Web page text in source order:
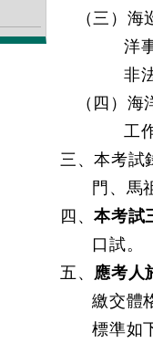
（三）
洋
非
（四）
工
三、本考試
門、馬
四、本考試
口試。
五、 應考人
繳交體
標準如